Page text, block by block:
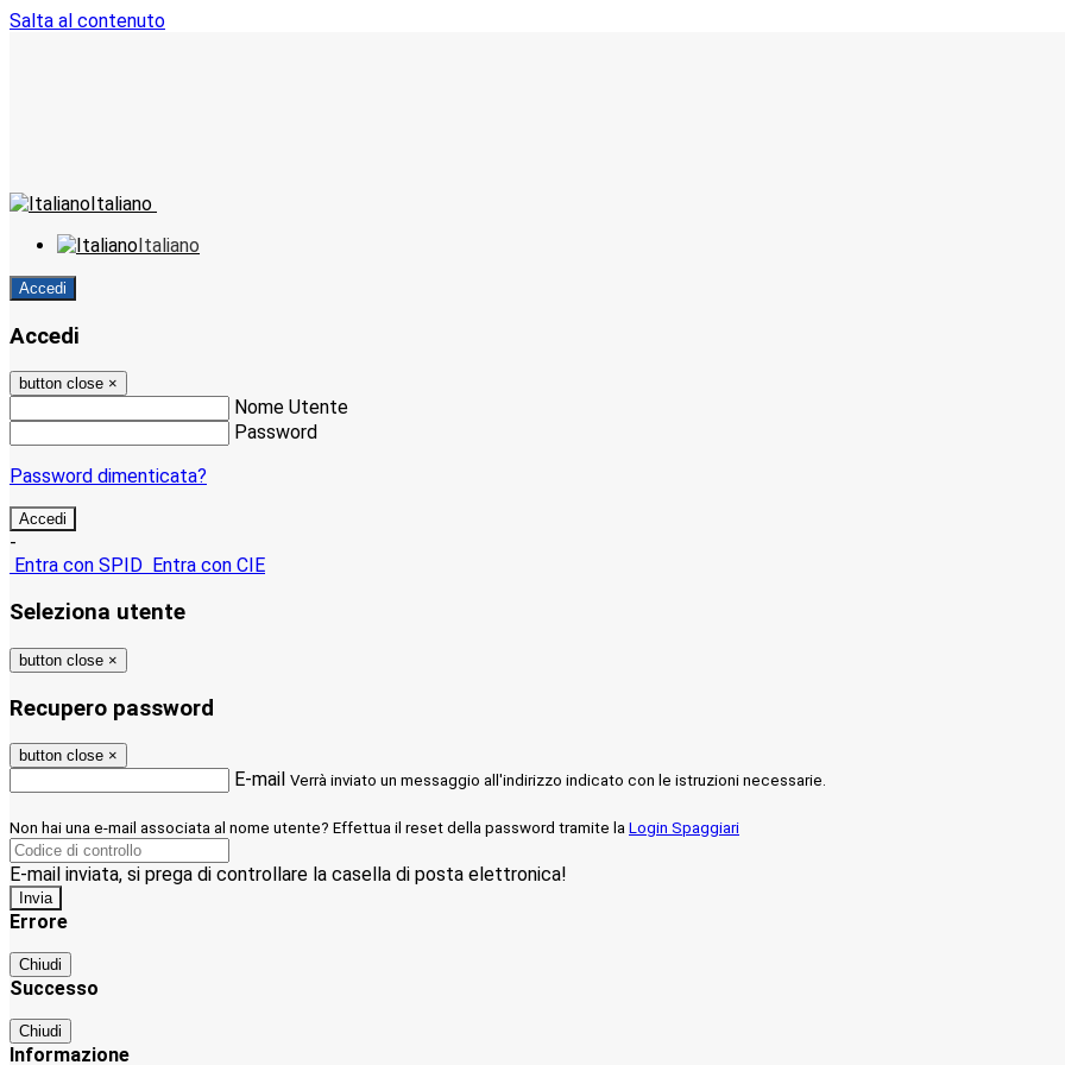
Salta al contenuto
Italiano
Italiano
Accedi
Accedi
button close ×
Nome Utente
Password
Password dimenticata?
-
Entra con SPID Entra con CIE
Seleziona utente
button close ×
Recupero password
button close ×
E-mail Verrà inviato un messaggio all'indirizzo indicato con le istruzioni necessarie.
Non hai una e-mail associata al nome utente? Effettua il reset della password tramite la Login Spaggiari
E-mail inviata, si prega di controllare la casella di posta elettronica!
Errore
Chiudi
Successo
Chiudi
Informazione